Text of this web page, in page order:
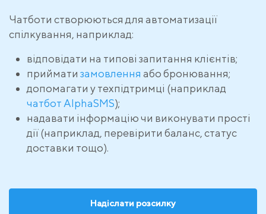
Чатботи створюються для автоматизації
спілкування, наприклад:
відповідати на типові запитання клієнтів;
приймати замовлення або бронювання;
допомагати у техпідтримці (наприклад
чатбот AlphaSMS);
надавати інформацію чи виконувати прості
дії (наприклад, перевірити баланс, статус
доставки тощо).
Надіслати розсилку